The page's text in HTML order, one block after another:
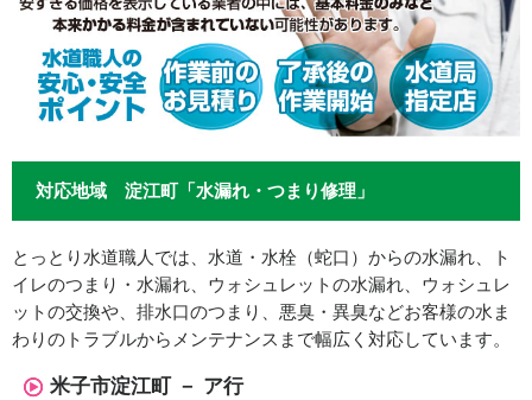
対応地域 淀江町「水漏れ・つまり修理」
とっとり水道職人では、水道・水栓（蛇口）からの水漏れ、ト
イレのつまり・水漏れ、ウォシュレットの水漏れ、ウォシュレ
ットの交換や、排水口のつまり、悪臭・異臭などお客様の水ま
わりのトラブルからメンテナンスまで幅広く対応しています。
米子市淀江町 － ア行